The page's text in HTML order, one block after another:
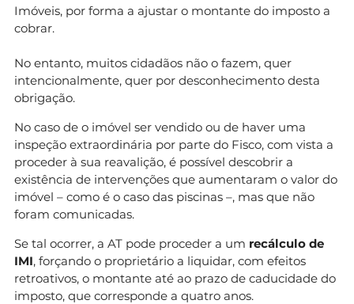
Imóveis, por forma a ajustar o montante do imposto a
cobrar.
No entanto, muitos cidadãos não o fazem, quer
intencionalmente, quer por desconhecimento desta
obrigação.
No caso de o imóvel ser vendido ou de haver uma
inspeção extraordinária por parte do Fisco, com vista a
proceder à sua reavalição, é possível descobrir a
existência de intervenções que aumentaram o valor do
imóvel – como é o caso das piscinas –, mas que não
foram comunicadas.
Se tal ocorrer, a AT pode proceder a um recálculo de
IMI, forçando o proprietário a liquidar, com efeitos
retroativos, o montante até ao prazo de caducidade do
imposto, que corresponde a quatro anos.